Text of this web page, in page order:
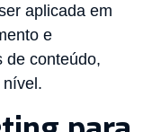
aplicada em
e
de conteúdo,
nível.